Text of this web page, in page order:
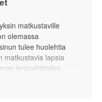
matkustaville
olemassa
tulee huolehtia
matkustavia lapsia
lentoyhtiöiden
pitkälti samanlaiset.